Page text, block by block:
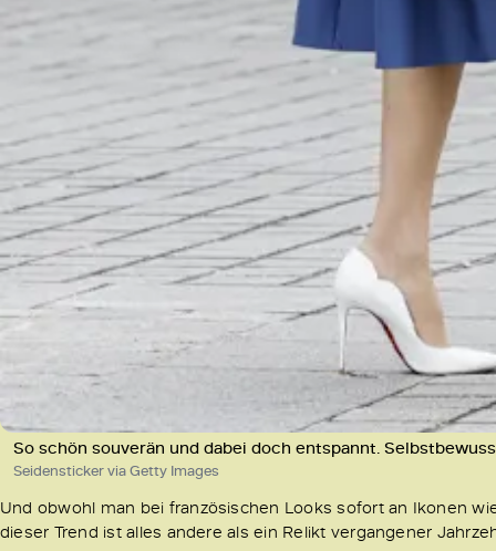
So schön souverän und dabei doch entspannt.
Seidensticker via Getty Images
Und obwohl man bei französischen Looks sofort an Ikonen
dieser Trend ist alles andere als ein Relikt vergangener